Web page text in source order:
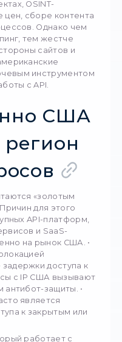
06
быть нишевым
для разработчиков.
аналитике, e-
проектах, OSINT-
цен, сборе
процессов.
скрапинг, тем
со стороны
американские
ключевым
работы с API.